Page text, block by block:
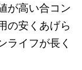
が高い合コン
の安くあげら
ライフが長く